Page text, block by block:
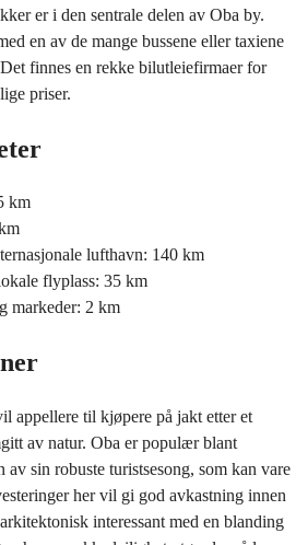
er i den sentrale delen av Oba by.
en av de mange bussene eller taxiene
finnes en rekke bilutleiefirmaer for
priser.
km
lufthavn: 140 km
flyplass: 35 km
markeder: 2 km
appellere til kjøpere på jakt etter et
av natur. Oba er populær blant
av sin robuste turistsesong, som kan vare
her vil gi god avkastning innen
interessant med en blanding